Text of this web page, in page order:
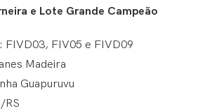
e Lote Grande Campeão
FIVD03, FIV05 e FIVD09
Madeira
Guapuruvu
RS